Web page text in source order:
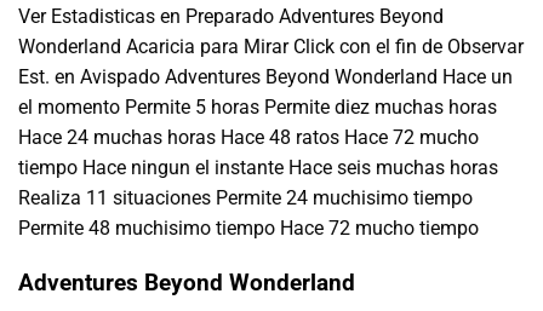
Ver Estadisticas en Preparado Adventures Beyond
Wonderland Acaricia para Mirar Click con el fin de Observar
Est. en Avispado Adventures Beyond Wonderland Hace un
el momento Permite 5 horas Permite diez muchas horas
Hace 24 muchas horas Hace 48 ratos Hace 72 mucho
tiempo Hace ningun el instante Hace seis muchas horas
Realiza 11 situaciones Permite 24 muchisimo tiempo
Permite 48 muchisimo tiempo Hace 72 mucho tiempo
Adventures Beyond Wonderland